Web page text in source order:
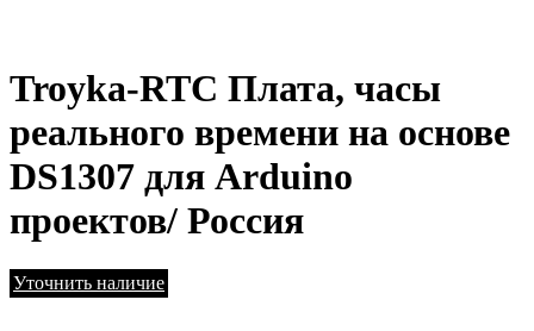
Troyka-RTC Плата, часы
реального времени на основе
DS1307 для Arduino
проектов/ Россия
Уточнить наличие